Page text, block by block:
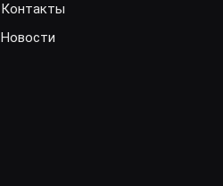
Контакты
Новости